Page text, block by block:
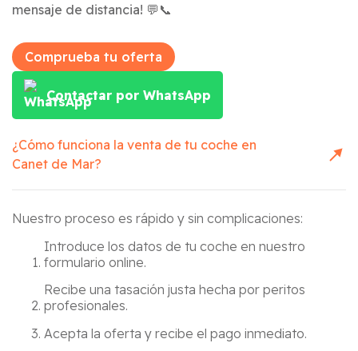
mensaje de distancia! 💬📞
Comprueba tu oferta
Contactar por WhatsApp
¿Cómo funciona la venta de tu coche en
Canet de Mar?
Nuestro proceso es rápido y sin complicaciones:
Introduce los datos de tu coche en nuestro
formulario online.
Recibe una tasación justa hecha por peritos
profesionales.
Acepta la oferta y recibe el pago inmediato.